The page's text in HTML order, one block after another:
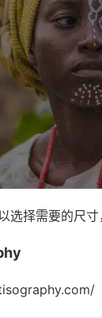
选择需要的尺寸